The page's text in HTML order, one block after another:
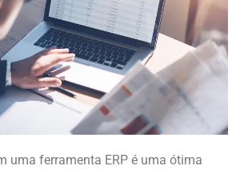
uma ferramenta ERP é uma ótima